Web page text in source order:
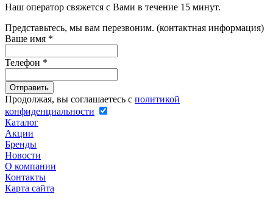
Наш оператор свяжется с Вами в течение 15 минут.
Представьтесь, мы вам перезвоним. (контактная информация)
Ваше имя *
Телефон *
Продолжая, вы соглашаетесь с политикой
конфиденциальности
Каталог
Акции
Бренды
Новости
О компании
Контакты
Карта сайта